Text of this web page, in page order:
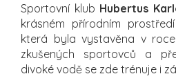
Sportovní klub Hubertus
krásném přírodním
která byla vystavěna v roce
zkušených sportovců a
divoké vodě se zde trénuje i